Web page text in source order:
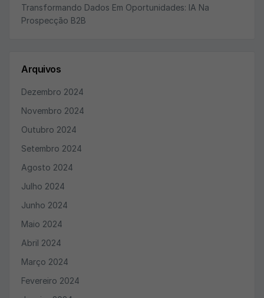
Transformando Dados Em Oportunidades: IA Na
Prospecção B2B
Arquivos
Dezembro 2024
Novembro 2024
Outubro 2024
Setembro 2024
Agosto 2024
Julho 2024
Junho 2024
Maio 2024
Abril 2024
Março 2024
Fevereiro 2024